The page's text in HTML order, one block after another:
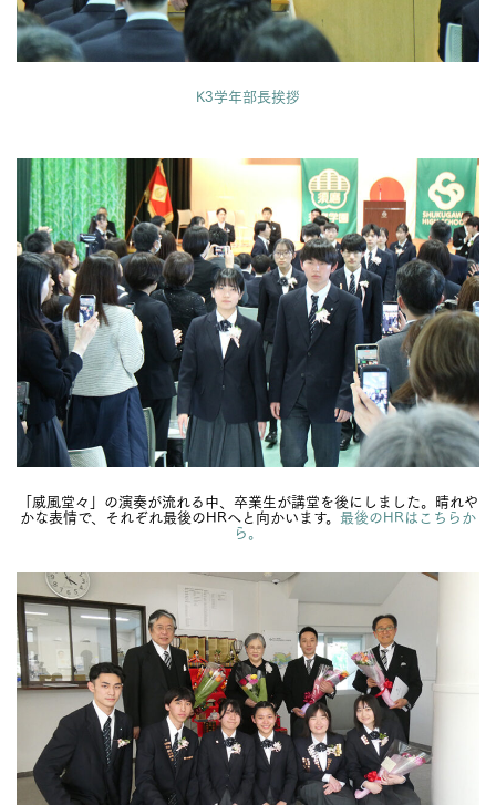
K3学年部長挨拶
「威風堂々」の演奏が流れる中、卒業生が講堂を後にしました。晴れや
かな表情で、それぞれ最後のHRへと向かいます。最後のHRはこちらか
ら。